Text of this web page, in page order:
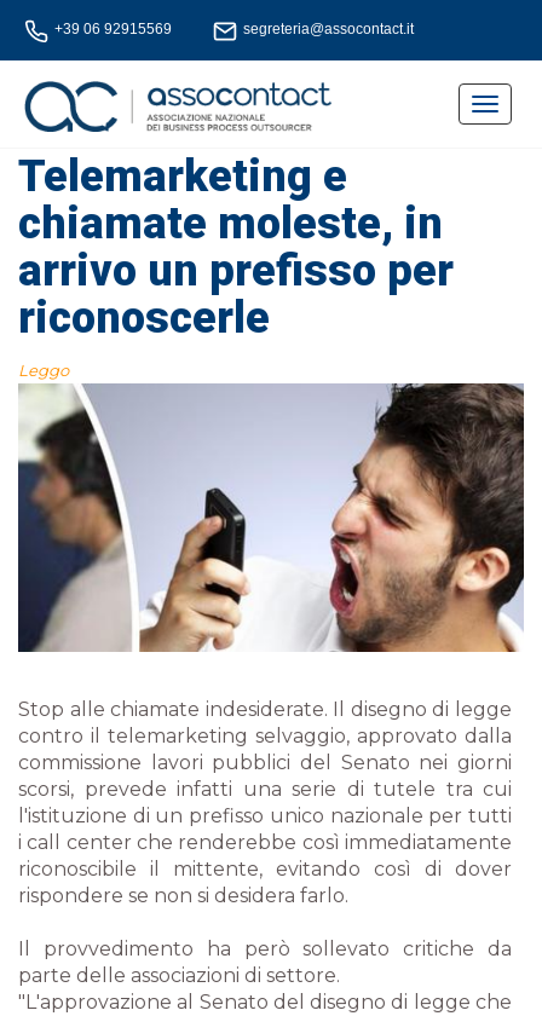
+39 06 92915569 segreteria@assocontact.it
Toggle
Telemarketing e
chiamate moleste, in
arrivo un prefisso per
riconoscerle
Leggo
Stop alle chiamate indesiderate. Il disegno di legge
contro il telemarketing selvaggio, approvato dalla
commissione lavori pubblici del Senato nei giorni
scorsi, prevede infatti una serie di tutele tra cui
l'istituzione di un prefisso unico nazionale per tutti
i call center che renderebbe così immediatamente
riconoscibile il mittente, evitando così di dover
rispondere se non si desidera farlo.
Il provvedimento ha però sollevato critiche da
parte delle associazioni di settore.
"L'approvazione al Senato del disegno di legge che